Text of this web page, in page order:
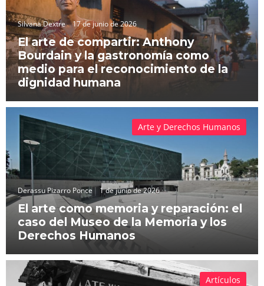
Silvana Dextre 17 de junio de 2026
El arte de compartir: Anthony
Bourdain y la gastronomía como
medio para el reconocimiento de la
dignidad humana
Derassu Pizarro Ponce 1 de junio de 2026
El arte como memoria y reparación: el
caso del Museo de la Memoria y los
Derechos Humanos
Arte y Derechos Humanos
Artículos